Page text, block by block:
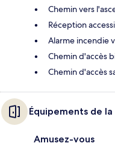
Chemin vers
Réception
Alarme incendie
Chemin d'accès
Chemin d'accès
Équipements de
Amusez-vous